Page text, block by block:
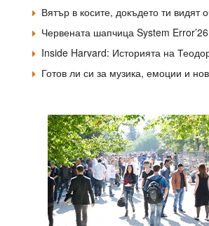
Вятър в косите, докъдето ти видят
Червената шапчица System Error’26
Inside Harvard: Историята на
Готов ли си за музика, емоции и